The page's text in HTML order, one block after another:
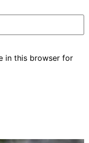
in this browser for